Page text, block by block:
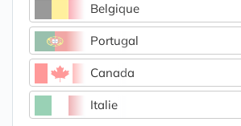
Belgique
Portugal
Canada
Italie